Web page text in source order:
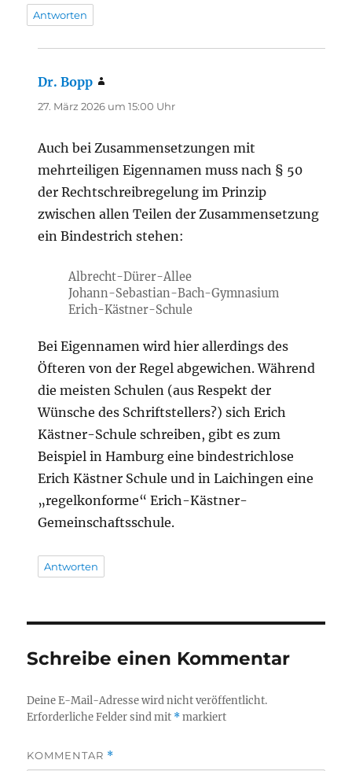
Antworten
Dr. Bopp
27. März 2026 um 15:00 Uhr
Auch bei Zusammensetzungen mit
mehrteiligen Eigennamen muss nach § 50
der Rechtschreibregelung im Prinzip
zwischen allen Teilen der Zusammensetzung
ein Bindestrich stehen:
Albrecht-Dürer-Allee
Johann-Sebastian-Bach-Gymnasium
Erich-Kästner-Schule
Bei Eigennamen wird hier allerdings des
Öfteren von der Regel abgewichen. Während
die meisten Schulen (aus Respekt der
Wünsche des Schriftstellers?) sich Erich
Kästner-Schule schreiben, gibt es zum
Beispiel in Hamburg eine bindestrichlose
Erich Kästner Schule und in Laichingen eine
„regelkonforme“ Erich-Kästner-
Gemeinschaftsschule.
Antworten
Schreibe einen Kommentar
Deine E-Mail-Adresse wird nicht veröffentlicht.
Erforderliche Felder sind mit *markiert
KOMMENTAR *